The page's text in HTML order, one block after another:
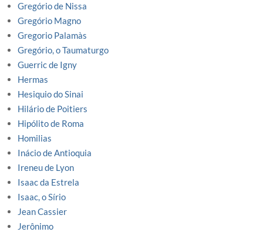
Gregório de Nissa
Gregório Magno
Gregorio Palamàs
Gregório, o Taumaturgo
Guerric de Igny
Hermas
Hesiquio do Sinai
Hilário de Poitiers
Hipólito de Roma
Homilias
Inácio de Antioquia
Ireneu de Lyon
Isaac da Estrela
Isaac, o Sírio
Jean Cassier
Jerônimo